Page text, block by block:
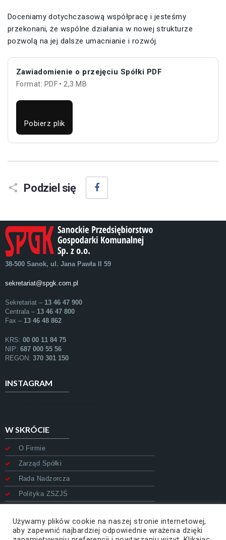
Doceniamy dotychczasową współpracę i jesteśmy
przekonani, że wspólne działania w nowej strukturze
pozwolą na jej dalsze umacnianie i rozwój.
Zawiadomienie o przejęciu Spółki PDF
Format: PDF • 2,3 MB
Pobierz plik
Podziel się
38-500 Sanok, ul. Jana Pawła II 59
sekretariat@spgk.com.pl
Sekretariat – 13 46 47 900
Centrala – 13 46 47 800
Fax – 13 46 48 862
KRS: 00 00 11 84 75
NIP: 687 000 55 56
REGON: 370 301 150
INSTAGRAM
W SKRÓCIE
O Firmie
Zarząd Spółki
Rada Nadzorcza
Polityka ZSZJŚ
Deklaracja dostępności
Używamy plików cookie na naszej stronie internetowej,
aby zapewnić najbardziej odpowiednie wrażenia dzięki